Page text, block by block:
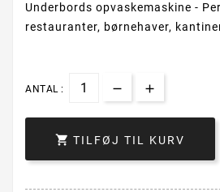
Underbords opvaskemaskine -
restauranter, børnehaver,
ANTAL :
 TILFØJ TIL KURV